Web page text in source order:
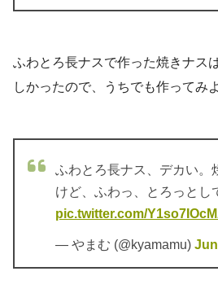
ふわとろ長ナスで作った焼きナス
しかったので、うちでも作ってみよ
ふわとろ長ナス、デカい。
けど、ふわっ、とろっとし
pic.twitter.com/
— やまむ (@kyamamu)